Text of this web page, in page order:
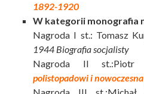
1892-1920
W kategorii monografia
Nagroda I st.: Tomasz
1944 Biografia socjalisty
Nagroda II st.:Piotr
polistopadowi i